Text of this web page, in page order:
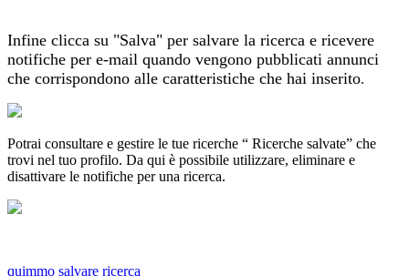
Infine clicca su "Salva" per salvare la ricerca e ricevere
notifiche per e-mail quando vengono pubblicati annunci
che corrispondono alle caratteristiche che hai inserito.
Potrai consultare e gestire le tue ricerche “ Ricerche salvate” che
trovi nel tuo profilo. Da qui è possibile utilizzare, eliminare e
disattivare le notifiche per una ricerca.
quimmo salvare ricerca